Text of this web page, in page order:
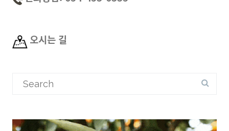
오시는 길
for: